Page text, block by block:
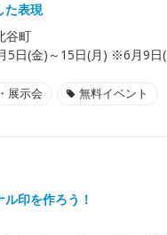
た表現
谷町
5日(金)～15日(月) ※6月9
展示会 無料イベント
印を作ろう！